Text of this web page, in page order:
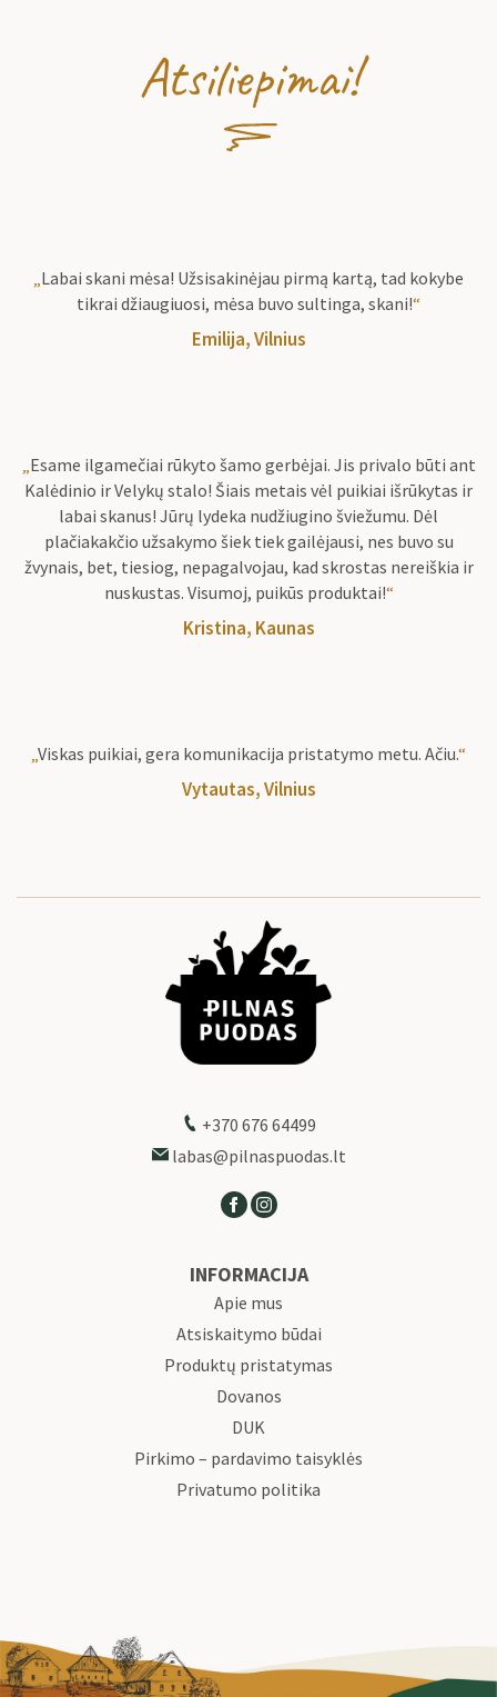
Atsiliepimai!
Labai skani mėsa! Užsisakinėjau pirmą kartą, tad kokybe
tikrai džiaugiuosi, mėsa buvo sultinga, skani!“
Emilija, Vilnius
Esame ilgamečiai rūkyto šamo gerbėjai. Jis privalo būti ant
Kalėdinio ir Velykų stalo! Šiais metais vėl puikiai išrūkytas ir
labai skanus! Jūrų lydeka nudžiugino šviežumu. Dėl
plačiakakčio užsakymo šiek tiek gailėjausi, nes buvo su
žvynais, bet, tiesiog, nepagalvojau, kad skrostas nereiškia ir
nuskustas. Visumoj, puikūs produktai!“
Kristina, Kaunas
Viskas puikiai, gera komunikacija pristatymo metu. Ačiu.“
Vytautas, Vilnius
+370 676 64499
labas@pilnaspuodas.lt
INFORMACIJA
Apie mus
Atsiskaitymo būdai
Produktų pristatymas
Dovanos
DUK
Pirkimo – pardavimo taisyklės
Privatumo politika